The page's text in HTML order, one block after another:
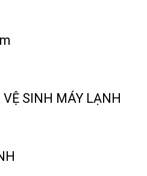
SINH MÁY LẠNH